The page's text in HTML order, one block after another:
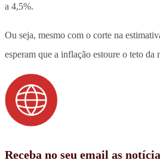
a 4,5%.
Ou seja, mesmo com o corte na
esperam que a inflação estoure o teto da
Receba no seu email as